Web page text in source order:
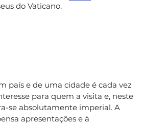
do Vaticano.
país e de uma cidade é cada vez
para quem a visita e, neste
se absolutamente imperial. A
apresentações e à